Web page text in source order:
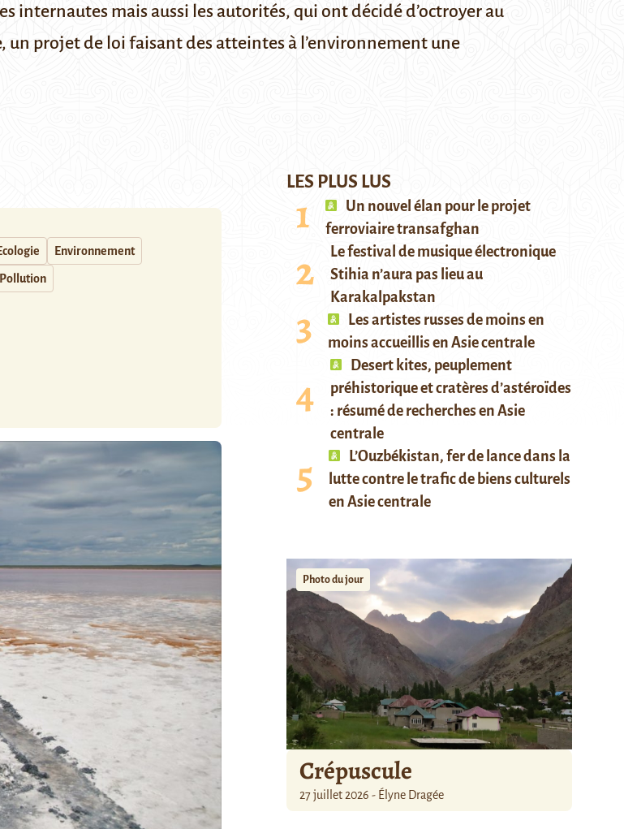
internautes mais aussi les autorités, qui ont décidé d’octroyer au
un projet de loi faisant des atteintes à l’environnement une
Environnement
Pollution
LES PLUS LUS
Un nouvel élan pour le projet
ferroviaire transafghan
Le festival de musique électronique
Stihia n’aura pas lieu au
Karakalpakstan
Les artistes russes de moins en
moins accueillis en Asie centrale
Desert kites, peuplement
préhistorique et cratères d’astéroïdes
: résumé de recherches en Asie
centrale
L’Ouzbékistan, fer de lance dans la
lutte contre le trafic de biens culturels
en Asie centrale
Photo du jour
Crépuscule
27 juillet 2026 - Élyne Dragée